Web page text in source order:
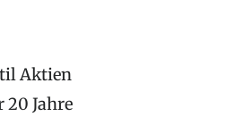
Aktien
Jahre